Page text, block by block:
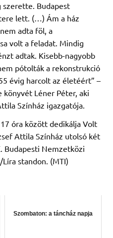
szerette. Budapest
lett. (…) Ám a ház
adta föl, a
volt a feladat. Mindig
adtak. Kisebb-nagyobb
pótolták a rekonstrukció
évig harcolt az életéért” –
könyvét Léner Péter, aki
Színház igazgatója.
óra között dedikálja Volt
Attila Színház utolsó két
Budapesti Nemzetközi
standon. (MTI)
Szombaton: a táncház napja